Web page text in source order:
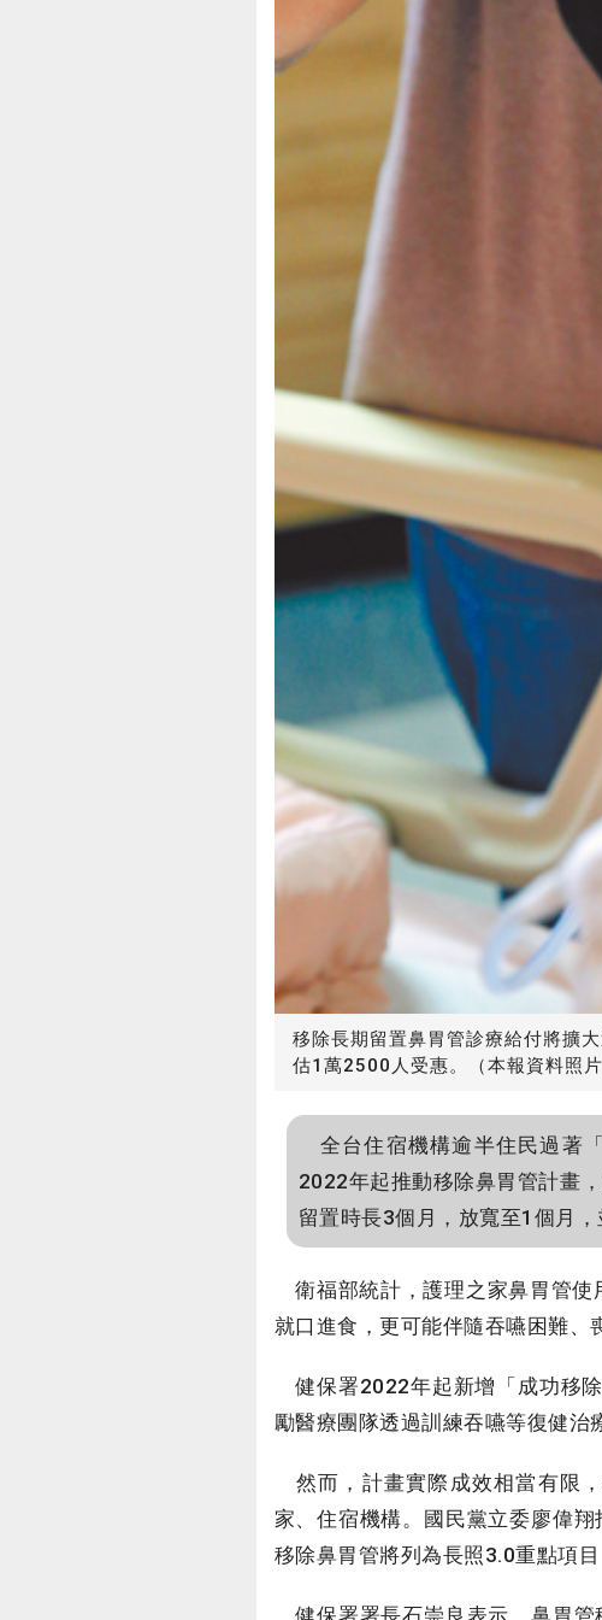
移除長期留置鼻胃管診療給付將擴
估1萬2500人受惠。（本報資料照片
全台住宿機構逾半住民過著
2022年起推動移除鼻胃管計畫
留置時長3個月，放寬至1個月
衛福部統計，護理之家鼻胃管使
就口進食，更可能伴隨吞嚥困難、
健保署2022年起新增「成功移
勵醫療團隊透過訓練吞嚥等復健治
然而，計畫實際成效相當有限
家、住宿機構。國民黨立委廖偉
移除鼻胃管將列為長照3.0重點項
健保署署長石崇良表示，鼻胃管